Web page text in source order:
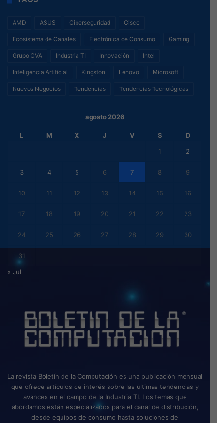
AMD ASUS Ciberseguridad Cisco
Ecosistema de Canales Electrónica de Consumo Gaming
Grupo CVA Industria TI Innovación Intel
Inteligencia Artificial Kingston Lenovo Microsoft
Nuevos Negocios Tendencias Tendencias Tecnológicas
agosto 2026
L M X J V S D
1 2
3 4 5 6 7 8 9
10 11 12 13 14 15 16
17 18 19 20 21 22 23
24 25 26 27 28 29 30
31
« Jul
La revista Boletín de la Computación es una publicación mensual
que ofrece artículos de interés sobre las últimas tendencias y
avances en el campo de la Industria TI. Los temas que
abordamos están especializados para el canal de distribución,
desde equipos de consumo hasta soluciones de